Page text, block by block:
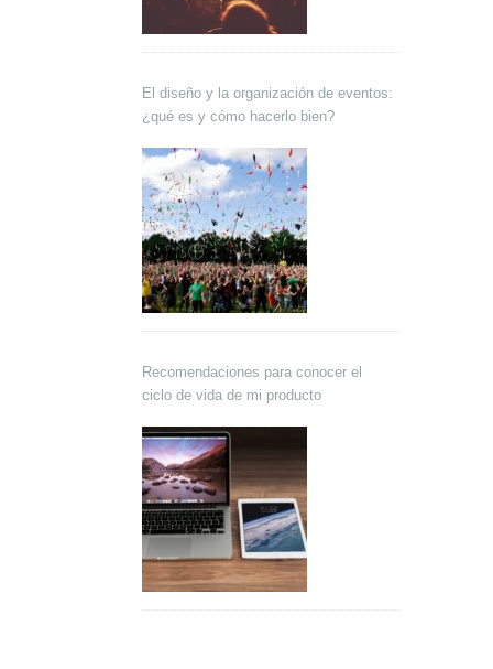
El diseño y la organización de eventos:
¿qué es y cómo hacerlo bien?
Recomendaciones para conocer el
ciclo de vida de mi producto